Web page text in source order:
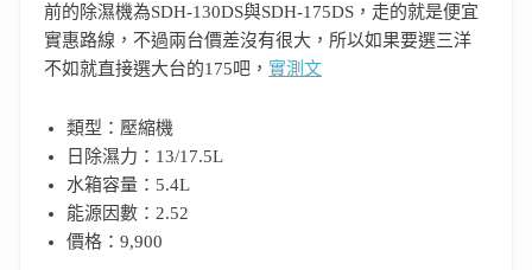
前的除濕機為SDH-130DS與SDH-175DS，走的就是便宜
實惠路線，不過兩台價差沒有很大，所以如果要選三洋
不如就直接選大台的175吧， 實測文
類型：壓縮機
日除濕力：13/17.5L
水箱容量：5.4L
能源因數：2.52
價格：9,900